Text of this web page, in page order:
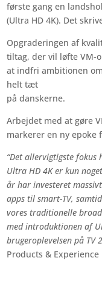
første gang en
(Ultra HD 4K). Det
Opgraderingen af
tiltag, der vil løfte VM-
at indfri ambitionen
helt tæt
på danskerne.
Arbejdet med at gøre
markerer en ny epoke
“Det allervigtigste fokus
Ultra HD 4K er kun
år har investeret
apps til smart-TV,
vores traditionelle
med introduktionen af
brugeroplevelsen på TV 2
Products & Experience